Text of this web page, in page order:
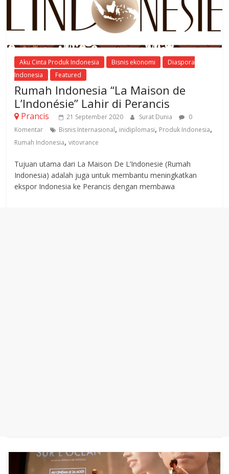
Aku Cinta Produk Indonesia Bisnis ekonomi
Diaspora
Indonesia
Featured
Rumah Indonesia “La Maison de
L’Indonésie” Lahir di Perancis
Prancis 21 September 2020 Surat Dunia
0
Komentar
Bisnis Internasional, inidiplomasi, Produk Indonesia,
Rumah Indonesia,vitovrance
Tujuan utama dari La Maison De L’Indonesie (Rumah
Indonesia) adalah juga untuk membantu meningkatkan
ekspor Indonesia ke Perancis dengan membawa